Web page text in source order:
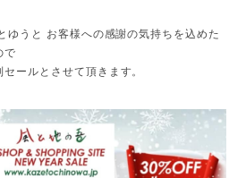
ゆうと お客様への感謝の気持ちを込めた
で
ールとさせて頂きます。